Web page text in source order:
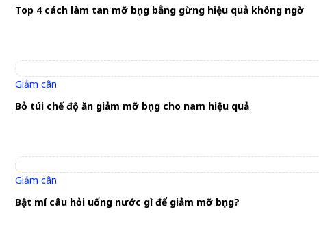
Top 4 cách làm tan mỡ bụng bằng gừng hiệu quả không ngờ
Giảm cân
Bỏ túi chế độ ăn giảm mỡ bụng cho nam hiệu quả
Giảm cân
Bật mí câu hỏi uống nước gì để giảm mỡ bụng?